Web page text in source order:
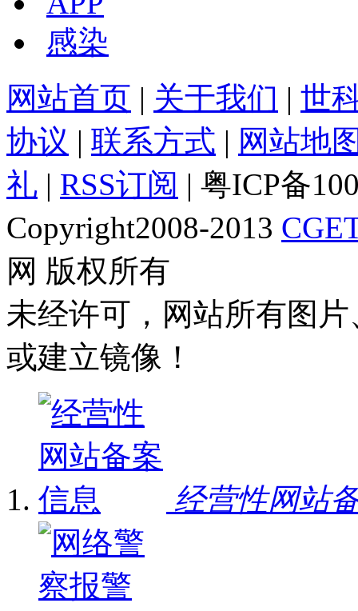
感染
网站首页 | 关于我们 | 世
协议 | 联系方式 | 网站地
礼 | RSS订阅 | 粤ICP备
Copyright2008-2013
网 版权所有
未经许可，网站所有图
或建立镜像！
经营性网站